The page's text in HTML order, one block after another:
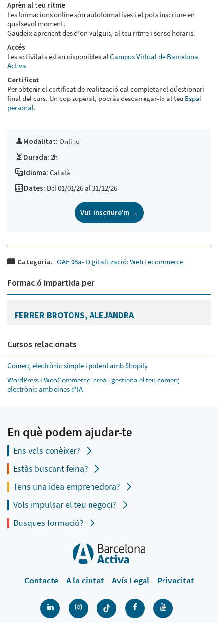
Aprèn al teu ritme
Les formacions online són autoformatives i et pots inscriure en
qualsevol moment.
Gaudeix aprenent des d'on vulguis, al teu ritme i sense horaris.
Accés
Les activitats estan disponibles alCampus Virtual de Barcelona
Activa
Certificat
Per obtenir el certificat de realització cal completar el qüestionari
final del curs. Un cop superat, podràs descarregar-lo al teu Espai
personal.
Modalitat: Online
Durada: 2h
Idioma: Català
Dates: Del 01/01/26 al 31/12/26
Vull inscriure'm →
Categoria: OAE 08a- Digitalització: Web i ecommerce
Formació impartida per
FERRER BROTONS, ALEJANDRA
Cursos relacionats
Comerç electrònic simple i potent amb Shopify
WordPress i WooCommerce: crea i gestiona el teu comerç
electrònic amb eines d'IA
En què podem ajudar-te
Ens vols conèixer?
Estàs buscant feina?
Tens una idea emprenedora?
Vols impulsar el teu negoci?
Busques formació?
Contacte A la ciutat Avís Legal Privacitat